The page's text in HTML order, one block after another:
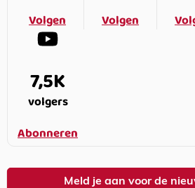
Volgen
Volgen
7,5K
volgers
Abonneren
Meld je aan voor de